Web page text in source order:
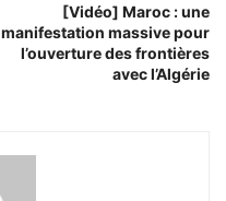
[Vidéo] Maroc : une
manifestation massive pour
l’ouverture des frontières
avec l’Algérie